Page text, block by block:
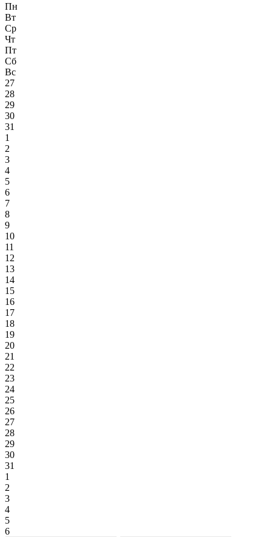
Пн
Вт
Ср
Чт
Пт
Сб
Вс
27
28
29
30
31
1
2
3
4
5
6
7
8
9
10
11
12
13
14
15
16
17
18
19
20
21
22
23
24
25
26
27
28
29
30
31
1
2
3
4
5
6